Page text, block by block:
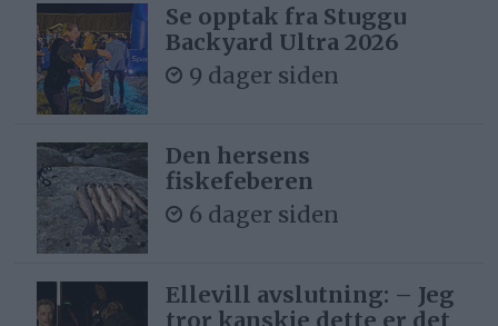
Se opptak fra Stuggu
Backyard Ultra 2026
9 dager siden
Den hersens
fiskefeberen
6 dager siden
Ellevill avslutning: – Jeg
tror kanskje dette er det